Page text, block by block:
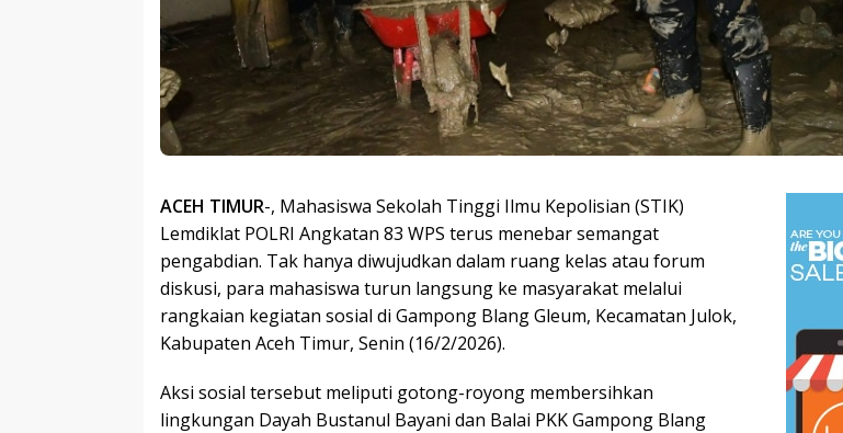
ACEH TIMUR-, Mahasiswa Sekolah Tinggi Ilmu Kepolisian (STIK)
Lemdiklat POLRI Angkatan 83 WPS terus menebar semangat
pengabdian. Tak hanya diwujudkan dalam ruang kelas atau forum
diskusi, para mahasiswa turun langsung ke masyarakat melalui
rangkaian kegiatan sosial di Gampong Blang Gleum, Kecamatan Julok,
Kabupaten Aceh Timur, Senin (16/2/2026).
Aksi sosial tersebut meliputi gotong-royong membersihkan
lingkungan Dayah Bustanul Bayani dan Balai PKK Gampong Blang